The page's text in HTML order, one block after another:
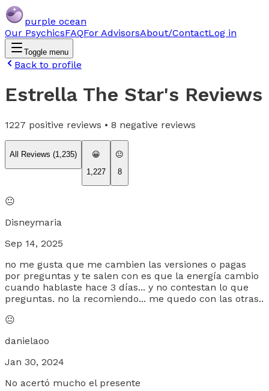
purple ocean
Our PsychicsFAQFor AdvisorsAbout/ContactLog in
Toggle menu
Back to profile
Estrella The Star's Reviews
1227 positive reviews • 8 negative reviews
All Reviews (1,235)
😀
1,227
😐
8
😐
Disneymaria
Sep 14, 2025
no me gusta que me cambien las versiones o pagas
por preguntas y te salen con es que la energía cambio
cuando hablaste hace 3 días... y no contestan lo que
preguntas. no la recomiendo... me quedo con las otras..
😐
danielaoo
Jan 30, 2024
No acertó mucho el presente